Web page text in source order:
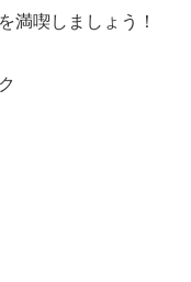
満喫しましょう！